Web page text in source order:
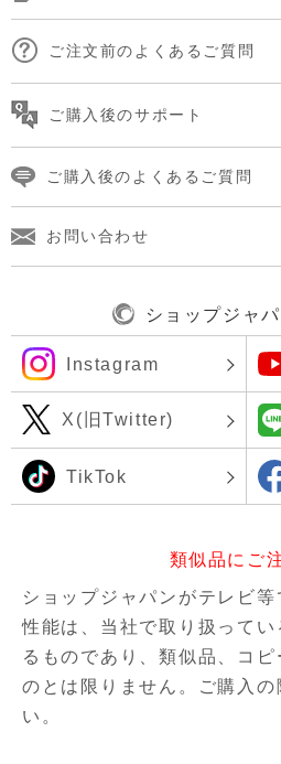
ご注文前のよくあるご質問
ご購入後のサポート
ご購入後のよくあるご質問
お問い合わせ
ショップジャ
Instagram
X(旧Twitter)
TikTok
類似品にご
ショップジャパンがテレビ
性能は、当社で取り扱ってい
るものであり、類似品、コピ
のとは限りません。ご購入の
い。